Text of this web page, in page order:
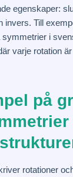
egenskaper:
invers. Till
i
varje rotation
på
rotationer